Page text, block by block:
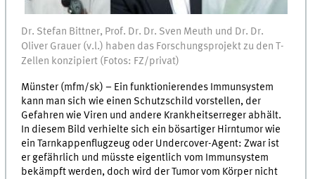
Dr. Stefan Bittner, Prof. Dr. Dr. Sven Meuth und Dr. Dr.
Oliver Grauer (v.l.) haben das Forschungsprojekt zu den T-
Zellen konzipiert (Fotos: FZ/privat)
Münster (mfm/sk) – Ein funktionierendes Immunsystem
kann man sich wie einen Schutzschild vorstellen, der
Gefahren wie Viren und andere Krankheitserreger abhält.
In diesem Bild verhielte sich ein bösartiger Hirntumor wie
ein Tarnkappenflugzeug oder Undercover-Agent: Zwar ist
er gefährlich und müsste eigentlich vom Immunsystem
bekämpft werden, doch wird der Tumor vom Körper nicht